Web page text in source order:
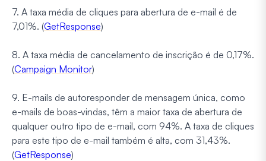
7. A taxa média de cliques para abertura de e-mail é de
7,01%. (GetResponse)
8. A taxa média de cancelamento de inscrição é de 0,17%.
(Campaign Monitor)
9. E-mails de autoresponder de mensagem única, como
e-mails de boas-vindas, têm a maior taxa de abertura de
qualquer outro tipo de e-mail, com 94%. A taxa de cliques
para este tipo de e-mail também é alta, com 31,43%.
(GetResponse)